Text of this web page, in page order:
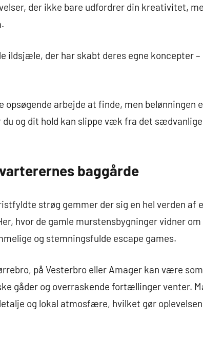
der ikke bare udfordrer din kreativitet,
ildsjæle, der har skabt deres egne koncepter
arbejde at finde, men belønningen
du og dit hold kan slippe væk fra det
baggårde
strøg gemmer der sig en hel verden af
hvor de gamle murstensbygninger vidner
og stemningsfulde escape games.
på Vesterbro eller Amager kan være
gåder og overraskende fortællinger venter.
og lokal atmosfære, hvilket gør